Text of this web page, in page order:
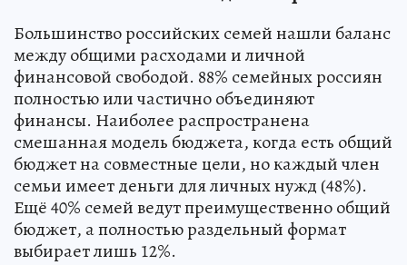
Большинство российских семей нашли баланс
между общими расходами и личной
финансовой свободой. 88% семейных россиян
полностью или частично объединяют
финансы. Наиболее распространена
смешанная модель бюджета, когда есть общий
бюджет на совместные цели, но каждый член
семьи имеет деньги для личных нужд (48%).
Ещё 40% семей ведут преимущественно общий
бюджет, а полностью раздельный формат
выбирает лишь 12%.